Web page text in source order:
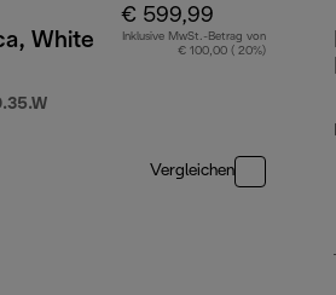
White
€ 599,99
Inklusive MwSt.-Betrag von
€ 100,00 ( 20%)
Vergleichen